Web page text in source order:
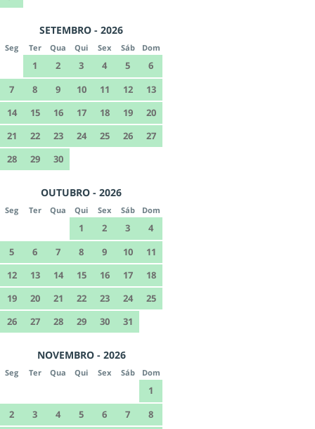
SETEMBRO - 2026
Seg Ter Qua Qui Sex Sáb Dom
1 2 3 4 5
6
7
8 9 10 11 12
13
14
15 16 17 18 19
20
21
22 23 24 25 26
27
28
29 30
OUTUBRO - 2026
Seg Ter Qua Qui Sex Sáb Dom
1 2 3
4
5
6 7 8 9 10
11
12
13 14 15 16 17
18
19
20 21 22 23 24
25
26
27 28 29 30 31
NOVEMBRO - 2026
Seg Ter Qua Qui Sex Sáb Dom
1
2
3 4 5 6 7
8